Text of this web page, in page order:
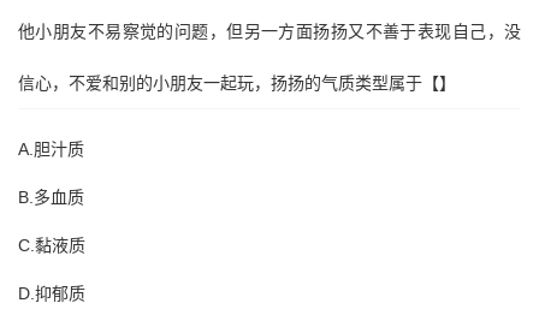
他小朋友不易察觉的问题，但另一方面扬扬又不善于表现自己，没
信心，不爱和别的小朋友一起玩，扬扬的气质类型属于【】
A.胆汁质
B.多血质
C.黏液质
D.抑郁质